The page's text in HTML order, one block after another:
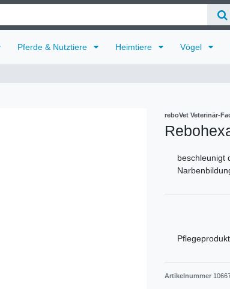
Pferde & Nutztiere Heimtiere Vögel
reboVet Veterinär-
beschleunigt
Artikelnummer